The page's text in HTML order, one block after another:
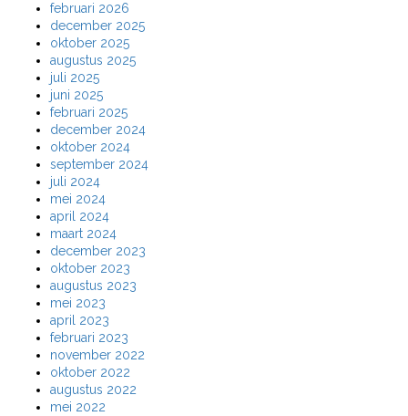
februari 2026
december 2025
oktober 2025
augustus 2025
juli 2025
juni 2025
februari 2025
december 2024
oktober 2024
september 2024
juli 2024
mei 2024
april 2024
maart 2024
december 2023
oktober 2023
augustus 2023
mei 2023
april 2023
februari 2023
november 2022
oktober 2022
augustus 2022
mei 2022